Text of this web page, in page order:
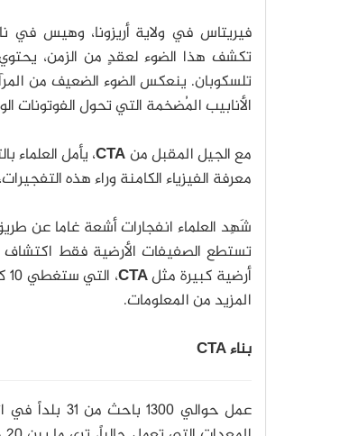
فيريتاس في ولاية أريزونا، وهيس في
تكشف هذا الضوء لعقدٍ من الزمن،
تلسكوبان. ينعكس الضوء الضعيف من
الأنابيب المُضخمة التي تحول الفوتونات
مع الجيل المقبل منCTA، يأمل العلماء
معرفة الفيزياء الكامنة وراء هذه
شَهِد العلماء انفجارات أشعة غاما عن
أرضية كبيرة مثلCTA
المزيد من المعلومات.
بناء CTA
عمل حوالي 1300 باحث من 31 بلداً في اتحاد دولي لبناء